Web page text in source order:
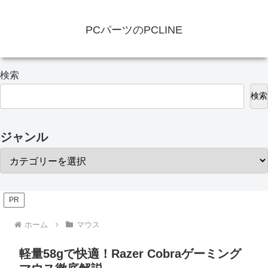
PCパーツのPCLINE
検索
検索
ジャンル
PR
ホーム マウス
軽量58gで快適！Razer Cobraゲーミング